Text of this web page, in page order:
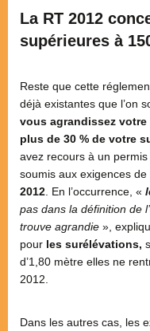
La RT 2012
supérieures à
Reste que cette
déjà existantes que l’on
vous agrandissez votre
plus de 30 % de votre
avez recours à un
soumis aux exigences de
2012 . En l’occurrence, «
pas dans la définition de
trouve agrandie »,
pour les surélévations,
d’1,80 mètre elles ne
2012.
Dans les autres cas, les